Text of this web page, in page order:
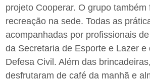
projeto Cooperar. O grupo
recreação na sede. Todas as
acompanhadas por profissionais
da Secretaria de Esporte e Lazer e
Defesa Civil. Além das
desfrutaram de café da manhã e